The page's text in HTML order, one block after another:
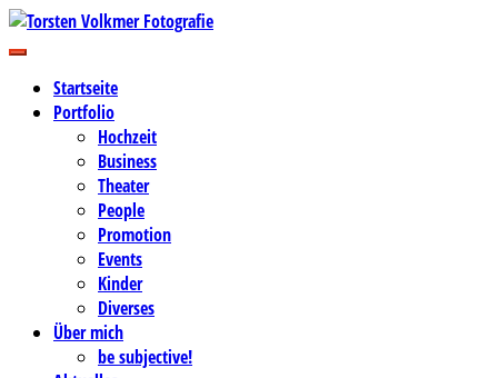
Zum
Inhalt
Torsten Volkmer Fotografie
Business-, Portrait- und Hochzeitsfotografie
Startseite
Portfolio
Hochzeit
Business
Theater
People
Promotion
Events
Kinder
Diverses
Über mich
be subjective!